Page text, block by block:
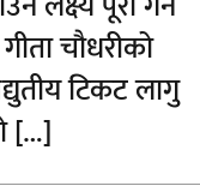
चौधरीको
टिकट लागु
[…]